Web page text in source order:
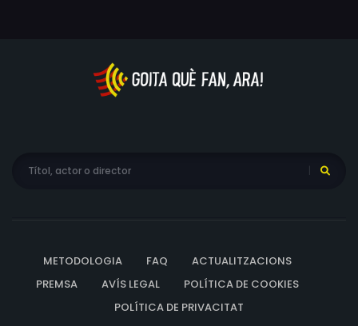
METODOLOGIA FAQ
ACTUALITZACIONS
PREMSA
AVÍS LEGAL
POLÍTICA DE COOKIES
POLÍTICA DE PRIVACITAT